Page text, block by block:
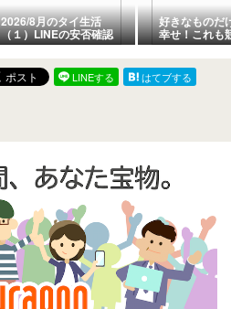
2026/8月のタイ生活
（１）LINEの安否確認
好きなものだ
幸せ！これも
げw
LINEする
はてブする